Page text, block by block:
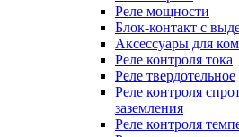
Реле мощности
Блок-контакт с
Аксессуары для
Реле контроля тока
Реле твердотельное
Реле контроля
заземления
Реле контроля